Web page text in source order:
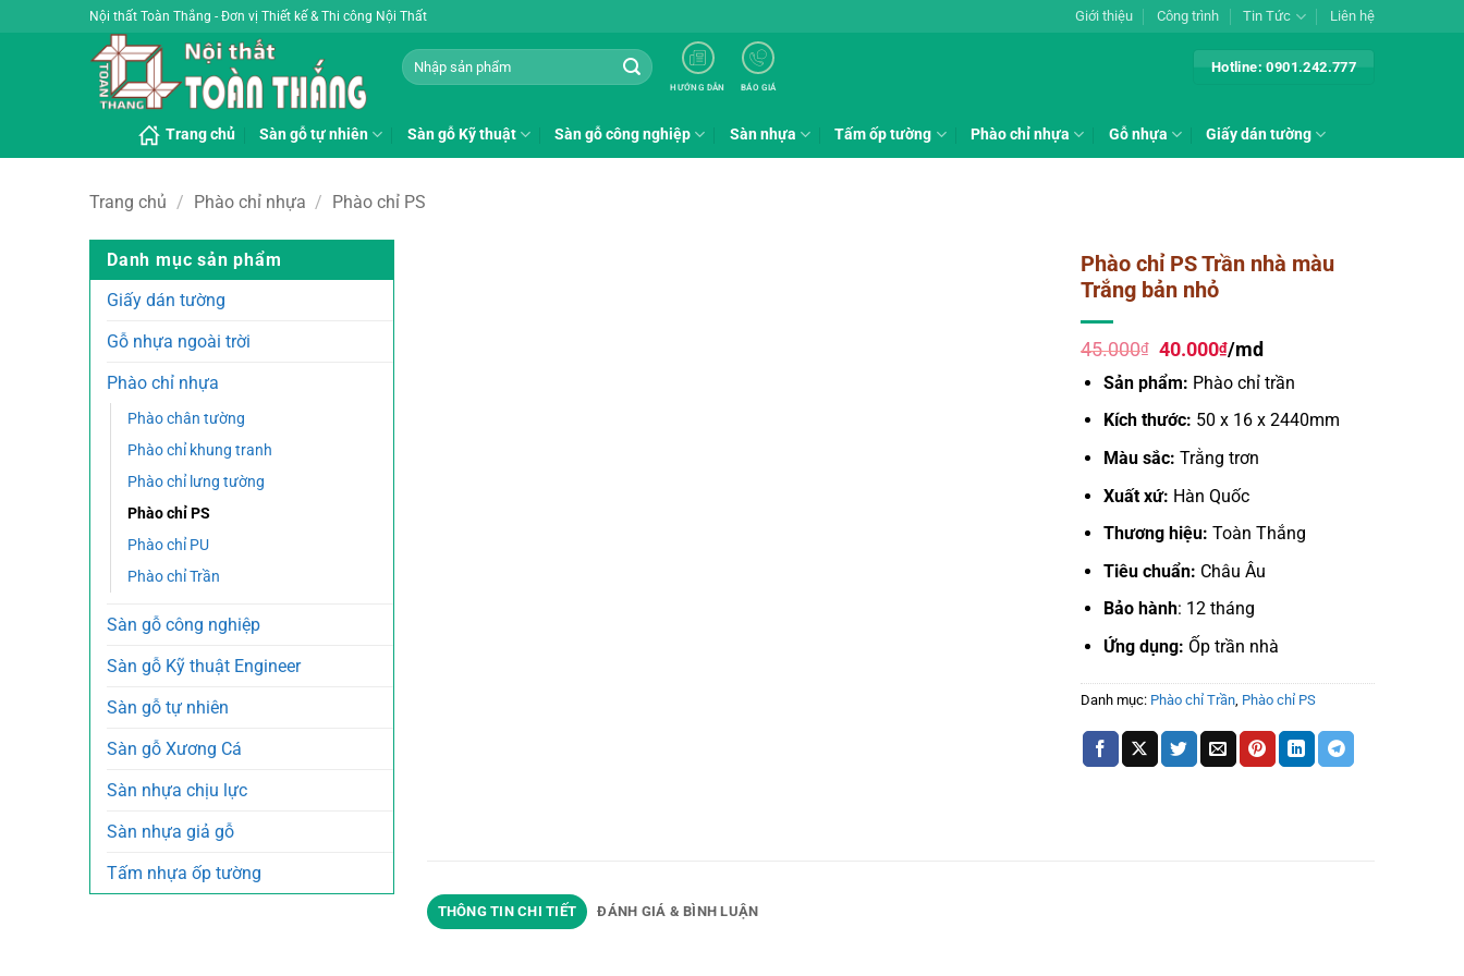
Nội thất Toàn Thắng - Đơn vị Thiết kế & Thi công Nội Thất Giới thiệu Công trình Tin Tức Liên hệ
Tìm
kiếm:
HƯỚNG DẪN BÁO GIÁ
Hotline: 0901.242.777
Trang chủ Sàn gỗ tự nhiên Sàn gỗ Kỹ thuật Sàn gỗ công nghiệp Sàn nhựa Tấm ốp tường Phào chỉ nhựa Gỗ nhựa Giấy dán tường
Trang chủ / Phào chỉ nhựa / Phào chỉ PS
Danh mục sản phẩm
Giấy dán tường
Gỗ nhựa ngoài trời
Phào chỉ nhựa
Phào chân tường
Phào chỉ khung tranh
Phào chỉ lưng tường
Phào chỉ PS
Phào chỉ PU
Phào chỉ Trần
Sàn gỗ công nghiệp
Sàn gỗ Kỹ thuật Engineer
Sàn gỗ tự nhiên
Sàn gỗ Xương Cá
Sàn nhựa chịu lực
Sàn nhựa giả gỗ
Tấm nhựa ốp tường
Phào chỉ PS Trần nhà màu
Trắng bản nhỏ
45.000₫
Giá
là:
40.000₫Giá
tại
40.000₫.
/md
Sản phẩm: Phào chỉ trần
Kích thước: 50 x 16 x 2440mm
Màu sắc: Trằng trơn
Xuất xứ: Hàn Quốc
Thương hiệu: Toàn Thắng
Tiêu chuẩn: Châu Âu
Bảo hành: 12 tháng
Ứng dụng: Ốp trần nhà
Danh mục: Phào chỉ Trần, Phào chỉ PS
THÔNG TIN CHI TIẾT ĐÁNH GIÁ & BÌNH LUẬN